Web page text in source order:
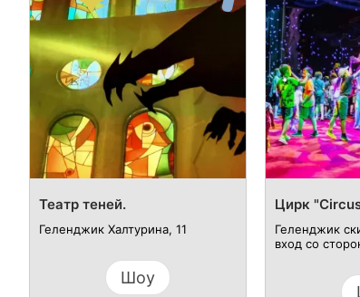
Театр теней.
Геленджик ​Халтурина, 11
Шоу
Цирк
Геленджик
вход со